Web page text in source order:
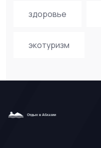
здоровье
экотуризм